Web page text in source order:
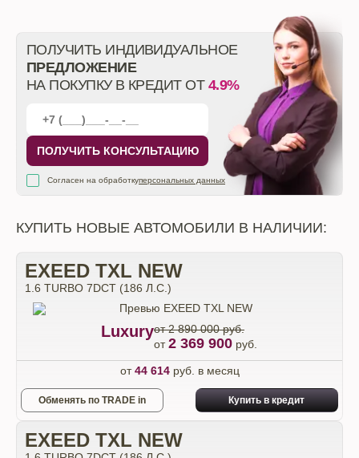
ПОЛУЧИТЬ ИНДИВИДУАЛЬНОЕ
ПРЕДЛОЖЕНИЕ
НА ПОКУПКУ В КРЕДИТ ОТ 4.9%
ПОЛУЧИТЬ КОНСУЛЬТАЦИЮ
Согласен на обработкуперсональных данных
КУПИТЬ НОВЫЕ АВТОМОБИЛИ В НАЛИЧИИ:
EXEED TXL NEW
1.6 TURBO 7DCT (186 Л.С.)
Luxuryот 2 890 000 руб.
от2 369 900 руб.
от44 614руб. в месяц
Обменять по TRADE in Купить в кредит
EXEED TXL NEW